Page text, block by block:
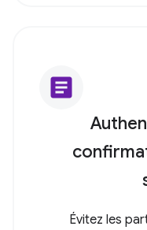
article
Évitez les